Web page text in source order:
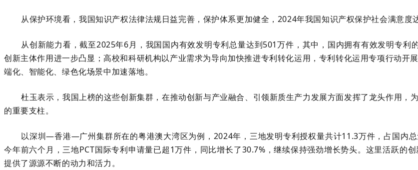
从保护环境看，我国知识产权法律法规日益完善，保护体系更加健全，2024年我国知识产权保护社会满意度
从创新能力看，截至2025年6月，我国国内有效发明专利总量达到501万件，其中，国内拥有有效发明专
创新主体作用进一步凸显；高校和科研机构以产业需求为导向加快推进专利转化运用，专利转化运用专项行动开
端化、智能化、绿色化场景中加速落地。
杜玉表示，我国上榜的这些创新集群，在推动创新与产业融合、引领新质生产力发展方面发挥了龙头作用
的重要支柱。
以深圳—香港—广州集群所在的粤港澳大湾区为例，2024年，三地发明专利授权量共计11.3万件，占国内总
今年前六个月，三地PCT国际专利申请量已超1万件，同比增长了30.7%，继续保持强劲增长势头。这里活跃的
提供了源源不断的动力和活力。